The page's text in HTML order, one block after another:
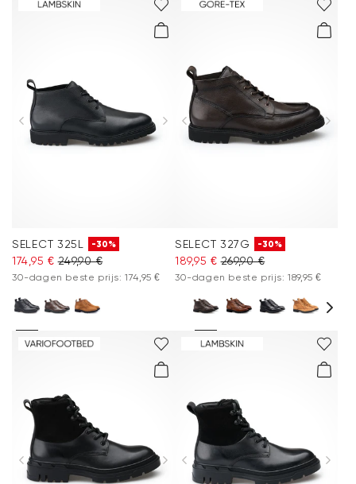
SELECT 325L -30%
174,95 € 249,90 €
30-dagen beste prijs: 174,95 €
SELECT 327G -30%
189,95 € 269,90 €
30-dagen beste prijs: 189,95 €